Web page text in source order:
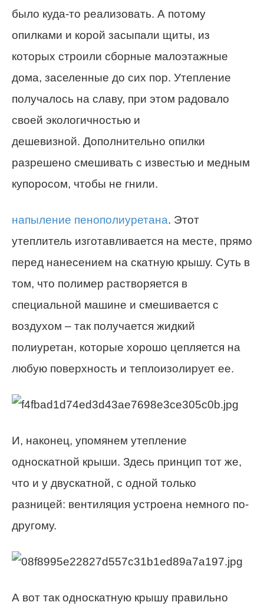
было куда-то реализовать. А потому
опилками и корой засыпали щиты, из
которых строили сборные малоэтажные
дома, заселенные до сих пор. Утепление
получалось на славу, при этом радовало
своей экологичностью и
дешевизной. Дополнительно опилки
разрешено смешивать с известью и медным
купоросом, чтобы не гнили.
напыление пенополиуретана. Этот
утеплитель изготавливается на месте, прямо
перед нанесением на скатную крышу. Суть в
том, что полимер растворяется в
специальной машине и смешивается с
воздухом – так получается жидкий
полиуретан, которые хорошо цепляется на
любую поверхность и теплоизолирует ее.
И, наконец, упомянем утепление
односкатной крыши. Здесь принцип тот же,
что и у двускатной, с одной только
разницей: вентиляция устроена немного по-
другому.
А вот так односкатную крышу правильно